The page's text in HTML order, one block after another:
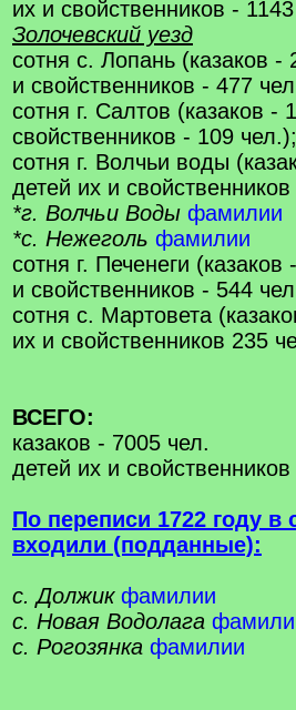
их и свойственников -
Золочевский уезд
сотня с. Лопань (казаков -
и свойственников - 477
сотня г. Салтов (казаков -
свойственников - 109
сотня г. Волчьи воды
детей их и
*г. Волчьи Воды фамилии
*с. Нежеголь фамилии
сотня г. Печенеги
и свойственников - 544
сотня с. Мартовета
их и свойственников 235
ВСЕГО:
казаков - 7005 чел.
детей их и
По переписи 1722 году в
входили (подданные):
с. Должик фамилии
с. Новая Водолага
с. Рогозянка фамилии